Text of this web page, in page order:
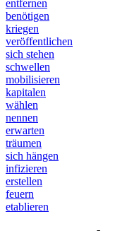
entfernen
benötigen
kriegen
veröffentlichen
sich stehen
schwellen
mobilisieren
kapitalen
wählen
nennen
erwarten
träumen
sich hängen
infizieren
erstellen
feuern
etablieren